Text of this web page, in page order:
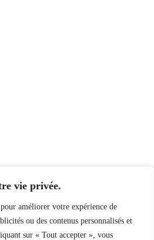
vie privée.
améliorer votre expérience de
ou des contenus personnalisés et
sur « Tout accepter », vous